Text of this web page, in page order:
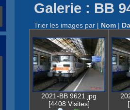
Galerie : BB
Trier les images par [ Nom |
2021-BB 9621.jpg
[4408 Visites]